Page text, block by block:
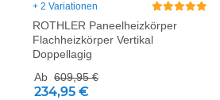
+ 2 Variationen
ROTHLER Paneelheizkörper
Flachheizkörper Vertikal
Doppellagig
Ab 609,95 €
234,95 €